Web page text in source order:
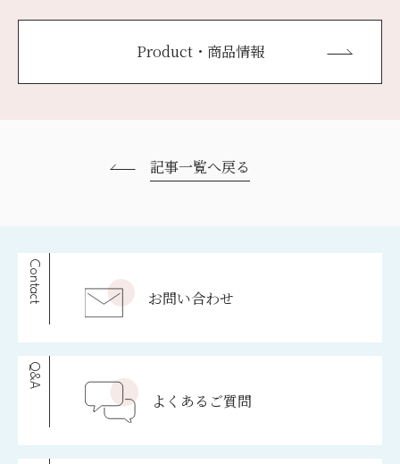
Product・商品情報
記事一覧へ戻る
Contact お問い合わせ
Q&A
よくあるご質問